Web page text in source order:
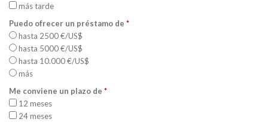
más tarde
Puedo ofrecer un préstamo de *
hasta 2500 €/US$
hasta 5000 €/US$
hasta 10.000 €/US$
más
Me conviene un plazo de *
12 meses
24 meses